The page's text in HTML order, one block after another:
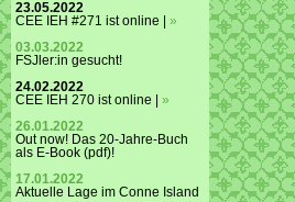
23.05.2022
CEE IEH #271 ist online | »
03.03.2022
FSJler:in gesucht!
24.02.2022
CEE IEH 270 ist online | »
26.01.2022
Out now! Das 20-Jahre-Buch
als E-Book (pdf)!
17.01.2022
Aktuelle Lage im Conne Island